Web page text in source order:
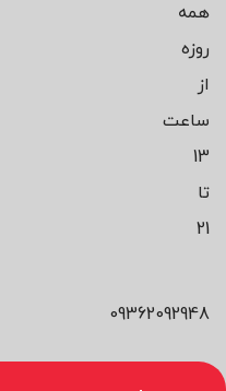
همه
روزه
از
ساعت
13
تا
21
09362092948